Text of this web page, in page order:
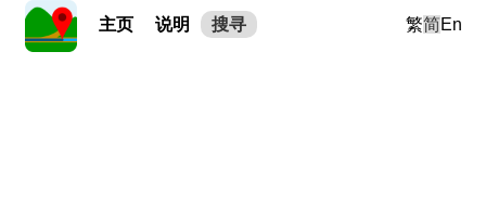
主页 说明 搜寻 繁简En